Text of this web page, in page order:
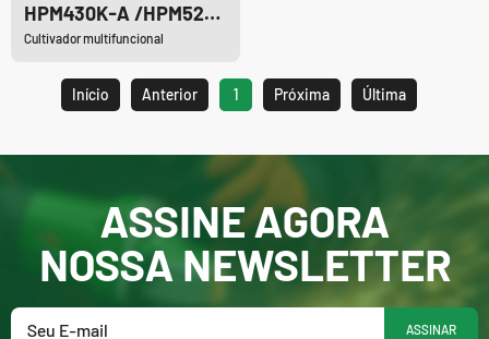
HPM430K-A /HPM520K-A
Cultivador multifuncional
Início Anterior 1 Próxima Última
ASSINE AGORA
NOSSA NEWSLETTER
ASSINAR